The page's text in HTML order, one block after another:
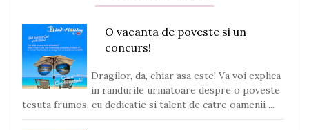
O vacanta de poveste si un
concurs!
Dragilor, da, chiar asa este! Va voi explica
in randurile urmatoare despre o poveste
tesuta frumos, cu dedicatie si talent de catre oamenii ...